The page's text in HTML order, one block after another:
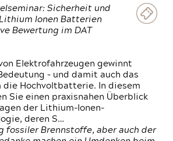
Sicherheit und
Ionen Batterien
Bewertung im DAT
Elektrofahrzeugen gewinnt
– und damit auch das
die Hochvoltbatterie. In diesem
Sie einen praxisnahen Überblick
der Lithium-Ionen-
deren S…
fossiler Brennstoffe, aber auch der